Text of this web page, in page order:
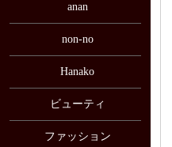
anan
non-no
Hanako
ビューティ
ファッション